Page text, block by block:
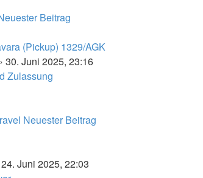
Beitrag
(Pickup) 1329/AGK
30. Juni 2025, 23:16
Zulassung
Neuester Beitrag
Juni 2025, 22:03